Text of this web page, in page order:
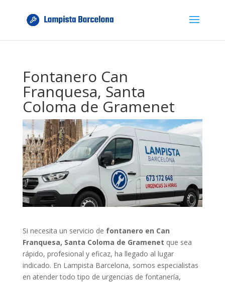
Fontanero Can
Franquesa, Santa
Coloma de Gramenet
Si necesita un servicio de fontanero en Can
Franquesa, Santa Coloma de Gramenet que sea
rápido, profesional y eficaz, ha llegado al lugar
indicado. En Lampista Barcelona, somos especialistas
en atender todo tipo de urgencias de fontanería,